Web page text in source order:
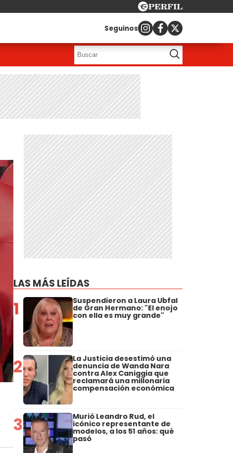
Seguinos
LAS MÁS LEÍDAS
1 Suspendieron a Laura Ubfal
de Gran Hermano: "El enojo
con ella es muy grande"
2 La Justicia desestimó una
denuncia de Wanda Nara
contra Alex Caniggia que
reclamará una millonaria
compensación económica
3 Murió Leandro Rud, el
icónico representante de
modelos, a los 51 años: qué
pasó